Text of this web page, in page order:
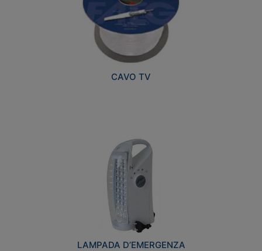
CAVO TV
LAMPADA D’EMERGENZA